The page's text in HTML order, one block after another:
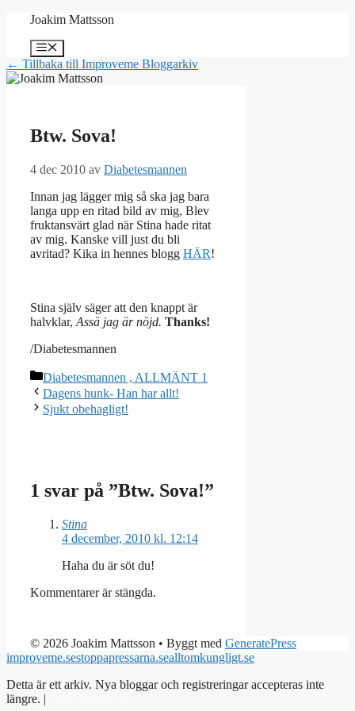
Hoppa
innehåll
Joakim Mattsson
Meny
← Tillbaka till Improveme Bloggarkiv
Btw. Sova!
4 dec 2010 av Diabetesmannen
Innan jag lägger mig så ska jag bara
langa upp en ritad bild av mig, Blev
fruktansvärt glad när Stina hade ritat
av mig. Kanske vill just du bli
avritad? Kika in hennes blogg HÄR!
Stina själv säger att den knappt är
halvklar, Assä jag är nöjd. Thanks!
/Diabetesmannen
Kategorier
Diabetesmannen , ALLMÄNT 1
Dagens hunk- Han har allt!
Sjukt obehagligt!
1 svar på ”Btw. Sova!”
Stina
4 december, 2010 kl. 12:14
Haha du är söt du!
Kommentarer är stängda.
© 2026 Joakim Mattsson • Byggt med GeneratePress
improveme.sestoppapressarna.sealltomkungligt.se
Detta är ett arkiv. Nya bloggar och registreringar accepteras inte
längre. |